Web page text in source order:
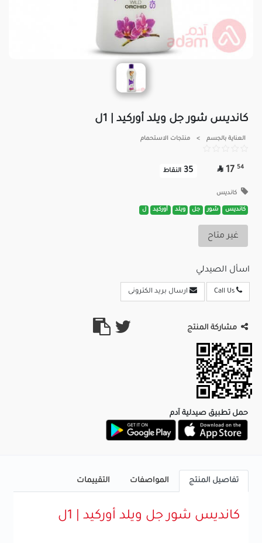
كانديس شور جل ويلد أوركيد | 1ل
العناية بالجسم > منتجات الاستحمام
54
17

35 النقاط
كانديس
كانديس شور جل ويلد أوركيد ل
غير متاح
اسأل الصيدلي
ارسال بريد الكترونى
مشاركة المنتج
حمل تطبيق صيدلية آدم
تفاصيل المنتج المواصفات التقييمات
كانديس شور جل ويلد أوركيد | 1ل